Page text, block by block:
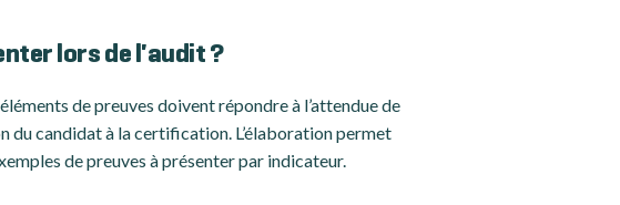
lors de l'audit ?
de preuves doivent répondre à l’attendue de
du candidat à la certification. L’élaboration permet
de preuves à présenter par indicateur.